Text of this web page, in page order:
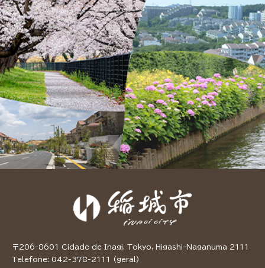
〒206-8601 Cidade de Inagi, Tokyo, Higashi-Naganuma 2111
Telefone: 042-378-2111 (geral)